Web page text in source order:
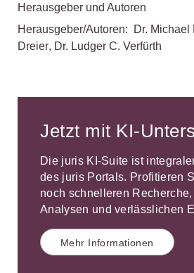
Herausgeber und Autoren
Herausgeber/Autoren:
Dr. Michael
Dreier, Dr. Ludger C. Verfürth
Jetzt mit KI-
Die juris KI-Suite ist
des juris Portals. Profitieren
noch schnelleren
Analysen und verlässlichen
Mehr Informationen